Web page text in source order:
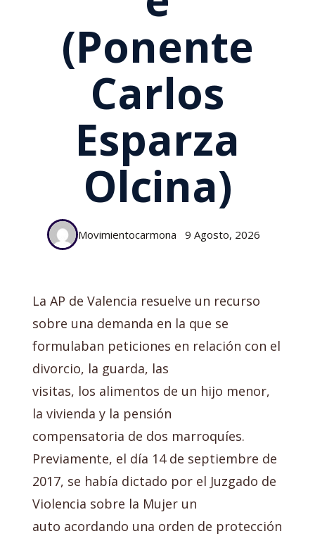
(ponente
Carlos
Esparza
Olcina)
Movimientocarmona 9 Agosto, 2026
La AP de Valencia resuelve un recurso
sobre una demanda en la que se
formulaban peticiones en relación con el
divorcio, la guarda, las
visitas, los alimentos de un hijo menor,
la vivienda y la pensión
compensatoria de dos marroquíes.
Previamente, el día 14 de septiembre de
2017, se había dictado por el Juzgado de
Violencia sobre la Mujer un
auto acordando una orden de protección